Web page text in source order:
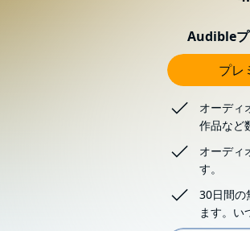
Audibleプ
プレ
オーディ
作品など
オーディ
す。
30日間の
ます。い